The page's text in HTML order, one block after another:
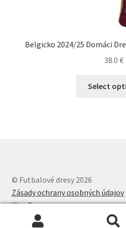
Belgicko 2024/25 Domáci
38.0 €
Select
© Futbalové dresy 2026
Zásady ochrany osobných údajov
WooCommerce.